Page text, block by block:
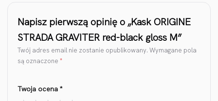
Napisz pierwszą opinię o „Kask ORIGINE
STRADA GRAVITER red-black gloss M”
Twój adres email nie zostanie opublikowany. Wymagane pola
są oznaczone *
Twoja ocena *